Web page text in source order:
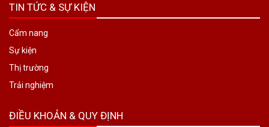
TIN TỨC & SỰ KIỆN
Cẩm nang
Sự kiện
Thị trường
Trải nghiệm
ĐIỀU KHOẢN & QUY ĐỊNH